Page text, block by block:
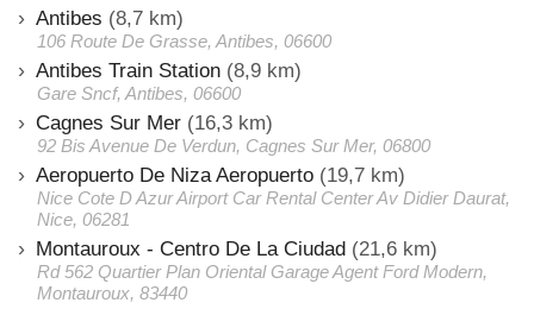
Antibes (8,7 km)
106 Route De Grasse, Antibes, 06600
Antibes Train Station (8,9 km)
Gare Sncf, Antibes, 06600
Cagnes Sur Mer (16,3 km)
92 Bis Avenue De Verdun, Cagnes Sur Mer, 06800
Aeropuerto De Niza Aeropuerto (19,7 km)
Nice Cote D Azur Airport Car Rental Center Av Didier Daurat,
Nice, 06281
Montauroux - Centro De La Ciudad (21,6 km)
Rd 562 Quartier Plan Oriental Garage Agent Ford Modern,
Montauroux, 83440